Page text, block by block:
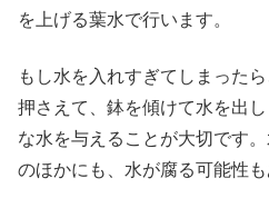
を上げる葉水で行います。
もし水を入れすぎてしまった
押さえて、鉢を傾けて水を出
な水を与えることが大切です
のほかにも、水が腐る可能性も